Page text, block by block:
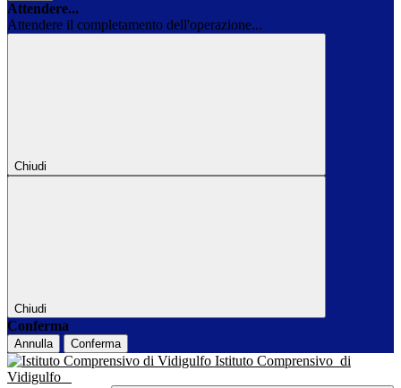
Attendere...
Attendere il completamento dell'operazione...
Chiudi
Chiudi
Conferma
Annulla Conferma
Istituto Comprensivo di
Vidigulfo